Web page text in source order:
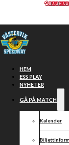
Hoppa till huvudinnehåll
HEM
ESS PLAY
NYHETER
GÅ PÅ MATCH
Kalender